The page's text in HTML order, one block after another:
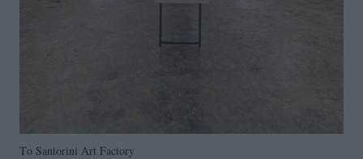
Το Santorini Art Factory